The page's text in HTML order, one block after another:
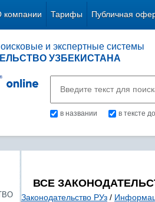
компании Тарифы Публичная
и экспертные системы
УЗБЕКИСТАНА
в названии в тексте
ВСЕ
Законодательство РУз /